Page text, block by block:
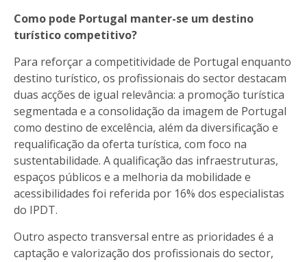
Como pode Portugal manter-se um destino
turístico competitivo?
Para reforçar a competitividade de Portugal enquanto
destino turístico, os profissionais do sector destacam
duas acções de igual relevância: a promoção turística
segmentada e a consolidação da imagem de Portugal
como destino de excelência, além da diversificação e
requalificação da oferta turística, com foco na
sustentabilidade. A qualificação das infraestruturas,
espaços públicos e a melhoria da mobilidade e
acessibilidades foi referida por 16% dos especialistas
do IPDT.
Outro aspecto transversal entre as prioridades é a
captação e valorização dos profissionais do sector,